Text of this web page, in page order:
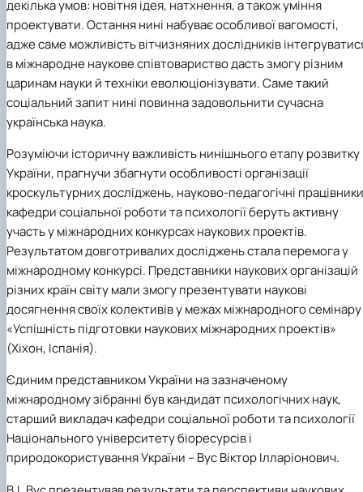
декілька умов: новітня ідея, натхнення, а також уміння
проектувати. Остання нині набуває особливої вагомості,
адже саме можливість вітчизняних дослідників
в міжнародне наукове співтовариство дасть змогу різним
царинам науки й техніки еволюціонізувати. Саме такий
соціальний запит нині повинна задовольнити сучасна
українська наука.
Розуміючи історичну важливість нинішнього етапу розвитку
України, прагнучи збагнути особливості організації
кроскультурних досліджень, науково-педагогічні працівники
кафедри соціальної роботи та психології беруть активну
участь у міжнародних конкурсах наукових проектів.
Результатом довготривалих досліджень стала перемога у
міжнародному конкурсі. Представники наукових організацій
різних країн світу мали змогу презентувати наукові
досягнення своїх колективів у межах міжнародного семінару
«Успішність підготовки наукових міжнародних проектів»
(Хіхон, Іспанія).
Єдиним представником України на зазначеному
міжнародному зібранні був кандидат психологічних наук,
старший викладач кафедри соціальної роботи та психології
Національного університету біоресурсів і
природокористування України – Вус Віктор Ілларіонович.